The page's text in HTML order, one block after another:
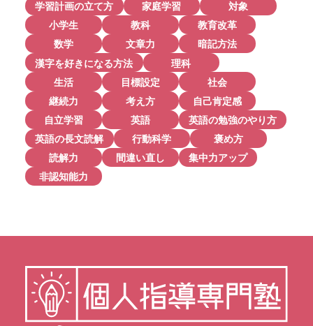
学習計画の立て方
家庭学習
対象
小学生
教科
教育改革
数学
文章力
暗記方法
漢字を好きになる方法
理科
生活
目標設定
社会
継続力
考え方
自己肯定感
自立学習
英語
英語の勉強のやり方
英語の長文読解
行動科学
褒め方
読解力
間違い直し
集中力アップ
非認知能力